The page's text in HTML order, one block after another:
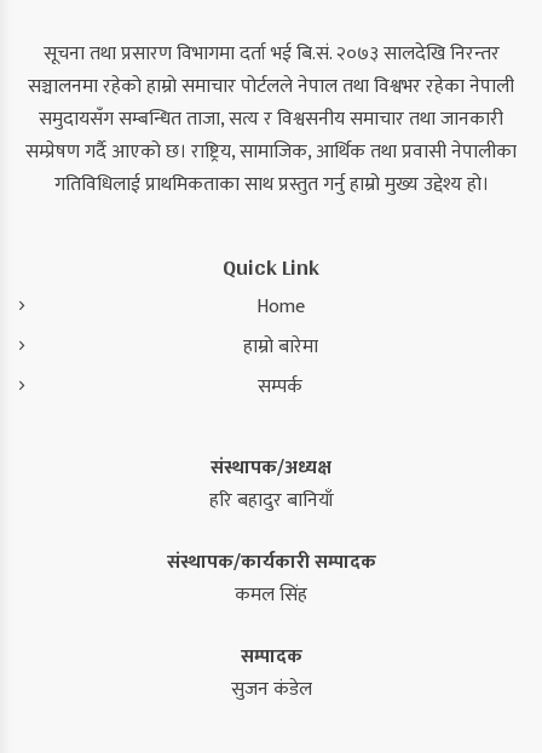
सूचना तथा प्रसारण विभागमा दर्ता भई बि.सं. २०७३ सालदेखि निरन्तर
सञ्चालनमा रहेको हाम्रो समाचार पोर्टलले नेपाल तथा विश्वभर रहेका नेपाली
समुदायसँग सम्बन्धित ताजा, सत्य र विश्वसनीय समाचार तथा जानकारी
सम्प्रेषण गर्दै आएको छ। राष्ट्रिय, सामाजिक, आर्थिक तथा प्रवासी नेपालीका
गतिविधिलाई प्राथमिकताका साथ प्रस्तुत गर्नु हाम्रो मुख्य उद्देश्य हो।
Quick Link
Home
हाम्रो बारेमा
सम्पर्क
संस्थापक/अध्यक्ष
हरि बहादुर बानियाँ
संस्थापक/कार्यकारी सम्पादक
कमल सिंह
सम्पादक
सुजन कंडेल